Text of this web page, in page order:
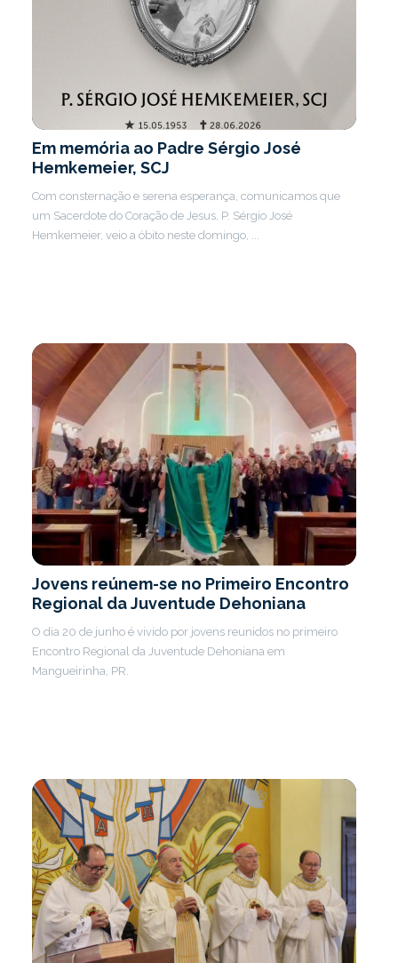
Em memória ao Padre Sérgio José
Hemkemeier, SCJ
Com consternação e serena esperança, comunicamos que
um Sacerdote do Coração de Jesus, P. Sérgio José
Hemkemeier, veio a óbito neste domingo, ...
Jovens reúnem-se no Primeiro Encontro
Regional da Juventude Dehoniana
O dia 20 de junho é vivido por jovens reunidos no primeiro
Encontro Regional da Juventude Dehoniana em
Mangueirinha, PR.